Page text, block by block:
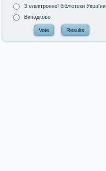
З електронної бібліотеки України
Випадково